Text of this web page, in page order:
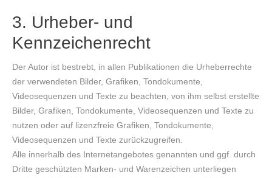
3. Urheber- und
Kennzeichenrecht
Der Autor ist bestrebt, in allen Publikationen die Urheberrechte
der verwendeten Bilder, Grafiken, Tondokumente,
Videosequenzen und Texte zu beachten, von ihm selbst erstellte
Bilder, Grafiken, Tondokumente, Videosequenzen und Texte zu
nutzen oder auf lizenzfreie Grafiken, Tondokumente,
Videosequenzen und Texte zurückzugreifen.
Alle innerhalb des Internetangebotes genannten und ggf. durch
Dritte geschützten Marken- und Warenzeichen unterliegen